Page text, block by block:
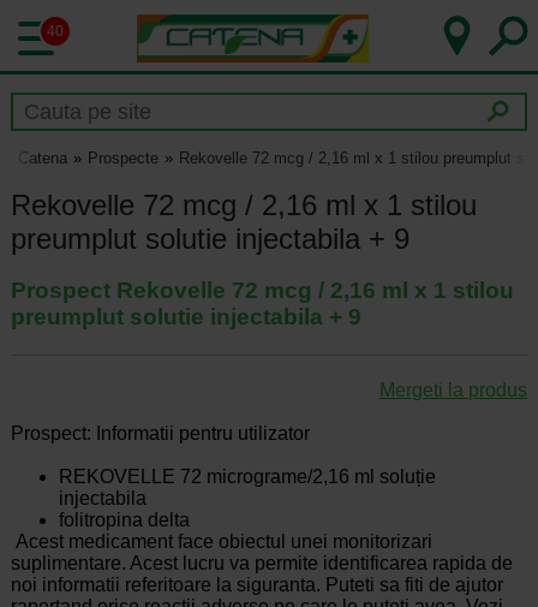
40
Catena Prospecte Rekovelle 72 mcg / 2,16 ml x 1 stilou preumplut
Rekovelle 72 mcg / 2,16 ml x 1 stilou
preumplut solutie injectabila + 9
Prospect Rekovelle 72 mcg / 2,16 ml x 1 stilou
preumplut solutie injectabila + 9
Mergeti la produs
Prospect: Informatii pentru utilizator
REKOVELLE 72 micrograme/2,16 ml soluție
injectabila
folitropina delta
Acest medicament face obiectul unei monitorizari
suplimentare. Acest lucru va permite identificarea rapida de
noi informatii referitoare la siguranta. Puteti sa fiti de ajutor